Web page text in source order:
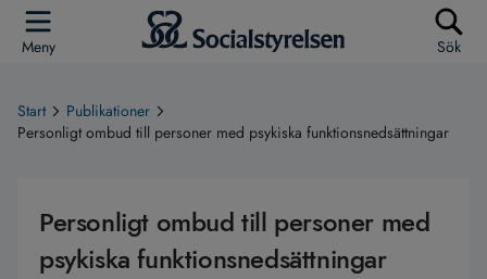
Meny Sök
Start
Publikationer
Personligt ombud till personer med psykiska funktionsnedsättningar
Personligt ombud till personer med
psykiska funktionsnedsättningar